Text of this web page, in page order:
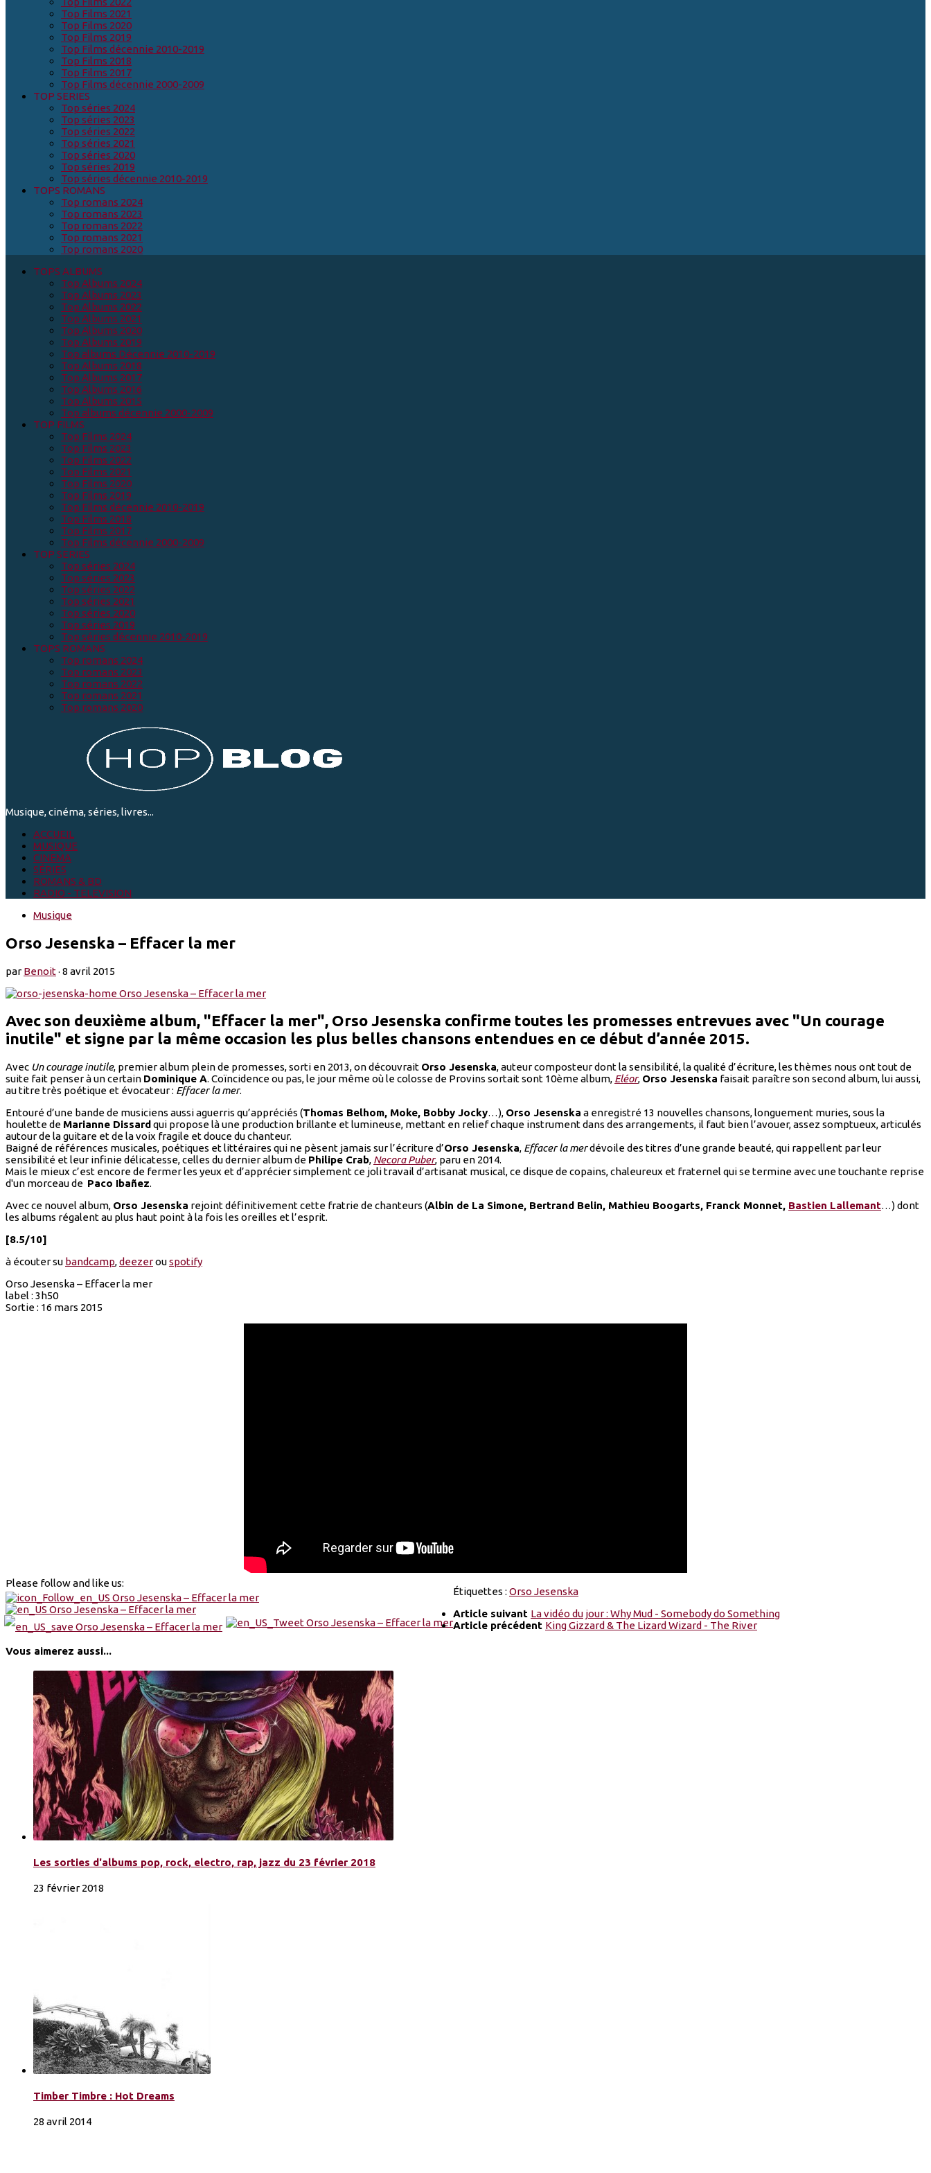
Top Films 2021
Top Films 2020
Top Films 2019
Top Films décennie 2010-2019
Top Films 2018
Top Films 2017
Top Films décennie 2000-2009
TOP SERIES
Top séries 2024
Top séries 2023
Top séries 2022
Top séries 2021
Top séries 2020
Top séries 2019
Top séries décennie 2010-2019
TOPS ROMANS
Top romans 2024
Top romans 2023
Top romans 2022
Top romans 2021
Top romans 2020
TOPS ALBUMS
Top Albums 2024
Top Albums 2023
Top Albums 2022
Top Albums 2021
Top Albums 2020
Top Albums 2019
Top albums Décennie 2010-2019
Top Albums 2018
Top Albums 2017
Top Albums 2016
Top Albums 2015
Top albums décennie 2000-2009
TOP FILMS
Top Films 2024
Top Films 2023
Top Films 2022
Top Films 2021
Top Films 2020
Top Films 2019
Top Films décennie 2010-2019
Top Films 2018
Top Films 2017
Top Films décennie 2000-2009
TOP SERIES
Top séries 2024
Top séries 2023
Top séries 2022
Top séries 2021
Top séries 2020
Top séries 2019
Top séries décennie 2010-2019
TOPS ROMANS
Top romans 2024
Top romans 2023
Top romans 2022
Top romans 2021
Top romans 2020
Musique, cinéma, séries, livres...
ACCUEIL
MUSIQUE
CINEMA
SÉRIES
ROMANS & BD
RADIO - TELEVISION
Musique
Orso Jesenska – Effacer la mer
parBenoit· 8 avril 2015
Avec son deuxième album, "Effacer la mer", Orso Jesenska confirme toutes les promesses entrevues avec "Un courage
inutile" et signe par la même occasion les plus belles chansons entendues en ce début d’année 2015.
Avec Un courage inutile, premier album plein de promesses, sorti en 2013, on découvrait Orso Jesenska, auteur composteur dont la sensibilité, la qualité d’écriture, les thèmes nous ont tout de
suite fait penser à un certain Dominique A. Coïncidence ou pas, le jour même où le colosse de Provins sortait sont 10ème album, Eléor, Orso Jesenska faisait paraître son second album, lui aussi,
au titre très poétique et évocateur : Effacer la mer.
Entouré d’une bande de musiciens aussi aguerris qu’appréciés (Thomas Belhom, Moke, Bobby Jocky…), Orso Jesenska a enregistré 13 nouvelles chansons, longuement muries, sous la
houlette de Marianne Dissardqui propose là une production brillante et lumineuse, mettant en relief chaque instrument dans des arrangements, il faut bien l’avouer, assez somptueux, articulés
autour de la guitare et de la voix fragile et douce du chanteur.
Baigné de références musicales, poétiques et littéraires qui ne pèsent jamais sur l’écriture d’Orso Jesenska, Effacer la merdévoile des titres d’une grande beauté, qui rappellent par leur
sensibilité et leur infinie délicatesse, celles du dernier album de Philipe Crab, Necora Puber, paru en 2014.
Mais le mieux c’est encore de fermer les yeux et d’apprécier simplement ce joli travail d’artisanat musical, ce disque de copains, chaleureux et fraternel qui se termine avec une touchante reprise
d'un morceau de Paco Ibañez.
Avec ce nouvel album, Orso Jesenska rejoint définitivement cette fratrie de chanteurs (Albin de La Simone, Bertrand Belin, Mathieu Boogarts, Franck Monnet, Bastien Lallemant…) dont
les albums régalent au plus haut point à la fois les oreilles et l’esprit.
[8.5/10]
à écouter su bandcamp,deezerouspotify
Orso Jesenska – Effacer la mer
label : 3h50
Sortie : 16 mars 2015
Please follow and like us:
Étiquettes : Orso Jesenska
Article suivant La vidéo du jour : Why Mud - Somebody do Something
Article précédent King Gizzard & The Lizard Wizard - The River
Vous aimerez aussi...
Les sorties d'albums pop, rock, electro, rap, jazz du 23 février 2018
23 février 2018
Timber Timbre : Hot Dreams
28 avril 2014